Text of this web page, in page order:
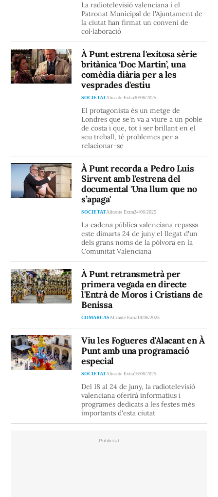
La radiotelevisió valenciana i el
Patronat Municipal de l'Ajuntament de
la ciutat han firmat un conveni de
col·laboració
À Punt estrena l'exitosa sèrie
britànica ‘Doc Martin’, una
comèdia diària per a les
vesprades d'estiu
SOCIETATAlicante Extra30/06/2025
El protagonista és un metge de
Londres que se'n va a viure a un poble
de costa i que, tot i ser brillant en el
seu treball, té problemes per a
relacionar-se
À Punt recorda a Pedro Luis
Sirvent amb l'estrena del
documental 'Una llum que no
s’apaga'
SOCIETATAlicante Extra24/06/2025
La cadena pública valenciana repassa
este dimarts 24 de juny el llegat d'un
dels grans noms de la pólvora en la
Comunitat Valenciana
À Punt retransmetrà per
primera vegada en directe
l'Entrà de Moros i Cristians de
Benissa
COMARCASAlicante Extra19/06/2025
Viu les Fogueres d'Alacant en À
Punt amb una programació
especial
SOCIETATAlicante Extra16/06/2025
Del 18 al 24 de juny, la radiotelevisió
valenciana oferirà informatius i
programes dedicats a les festes més
importants d'esta ciutat